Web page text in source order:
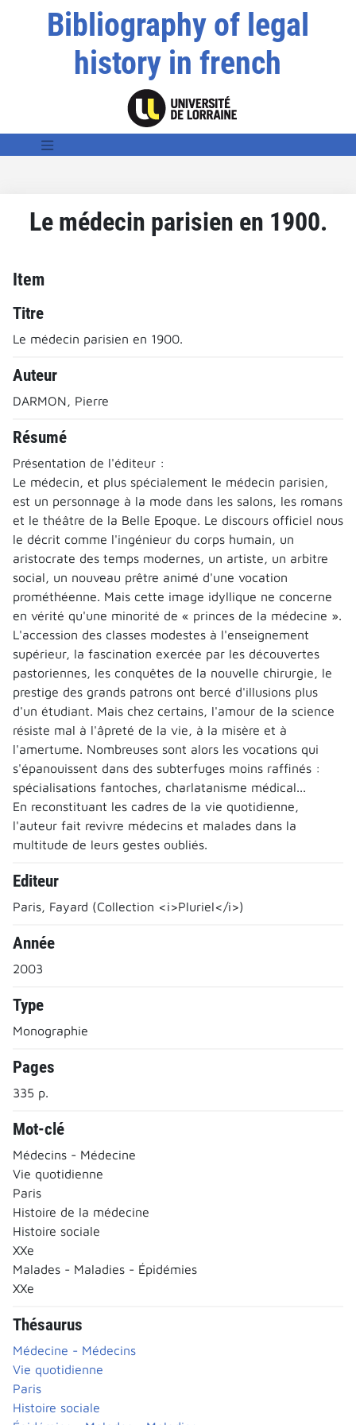
Bibliography of legal
history in french
Le médecin parisien en 1900.
Item
Titre
Le médecin parisien en 1900.
Auteur
DARMON, Pierre
Résumé
Présentation de l'éditeur :
Le médecin, et plus spécialement le médecin parisien,
est un personnage à la mode dans les salons, les romans
et le théâtre de la Belle Epoque. Le discours officiel nous
le décrit comme l'ingénieur du corps humain, un
aristocrate des temps modernes, un artiste, un arbitre
social, un nouveau prêtre animé d'une vocation
prométhéenne. Mais cette image idyllique ne concerne
en vérité qu'une minorité de « princes de la médecine ».
L'accession des classes modestes à l'enseignement
supérieur, la fascination exercée par les découvertes
pastoriennes, les conquêtes de la nouvelle chirurgie, le
prestige des grands patrons ont bercé d'illusions plus
d'un étudiant. Mais chez certains, l'amour de la science
résiste mal à l'âpreté de la vie, à la misère et à
l'amertume. Nombreuses sont alors les vocations qui
s'épanouissent dans des subterfuges moins raffinés :
spécialisations fantoches, charlatanisme médical...
En reconstituant les cadres de la vie quotidienne,
l'auteur fait revivre médecins et malades dans la
multitude de leurs gestes oubliés.
Editeur
Paris, Fayard (Collection <i>Pluriel</i>)
Année
2003
Type
Monographie
Pages
335 p.
Mot-clé
Médecins - Médecine
Vie quotidienne
Paris
Histoire de la médecine
Histoire sociale
XXe
Malades - Maladies - Épidémies
XXe
Thésaurus
Médecine - Médecins
Vie quotidienne
Paris
Histoire sociale